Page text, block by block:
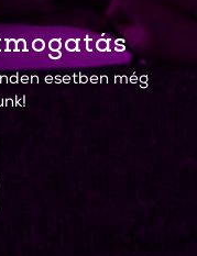
esetben még